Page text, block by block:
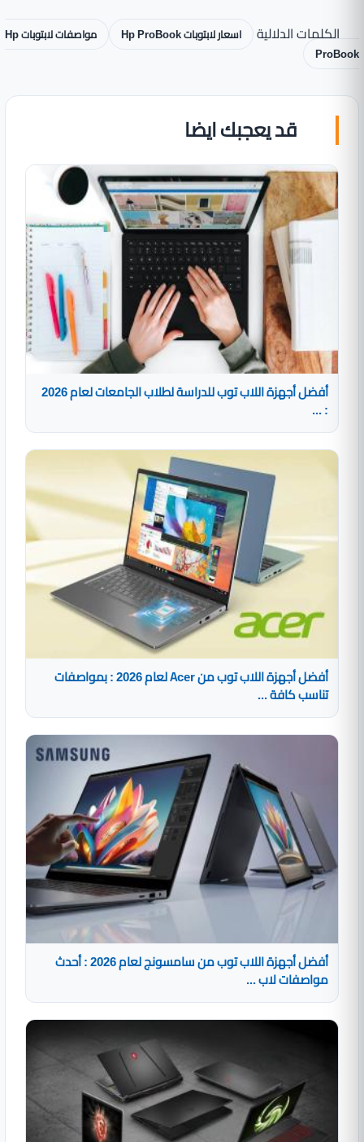
الكلمات الدلالية اسعار لابتوبات Hp ProBook
مواصفات لابتوبات Hp
ProBook
قد يعجبك ايضا
أفضل أجهزة اللاب توب للدراسة لطلاب الجامعات لعام 2026
: ...
أفضل أجهزة اللاب توب من Acer لعام 2026 : بمواصفات
تناسب كافة ...
أفضل أجهزة اللاب توب من سامسونج لعام 2026 : أحدث
مواصفات لاب ...